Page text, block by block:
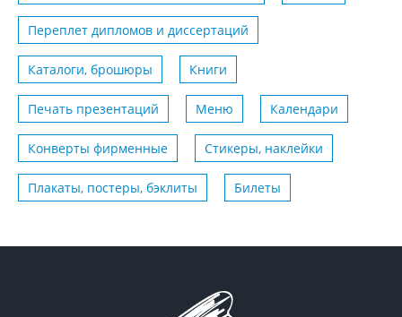
Переплет дипломов и диссертаций
Каталоги, брошюры Книги
Печать презентаций Меню Календари
Конверты фирменные Стикеры, наклейки
Плакаты, постеры, бэклиты Билеты